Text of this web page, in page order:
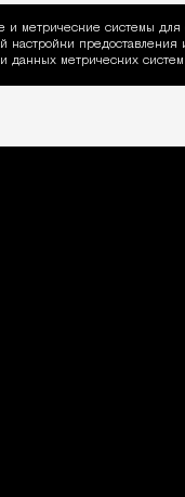
об
метрические системы для
настройки
данных метрических систем.